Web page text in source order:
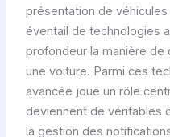
présentation de
éventail de technologies
profondeur la manière de
une voiture. Parmi ces
avancée joue un rôle
deviennent de véritables
la gestion des